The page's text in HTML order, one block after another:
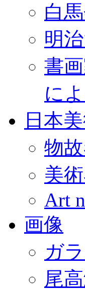
白
明
書
によ
日本
物
美
Art
画像
ガ
尾